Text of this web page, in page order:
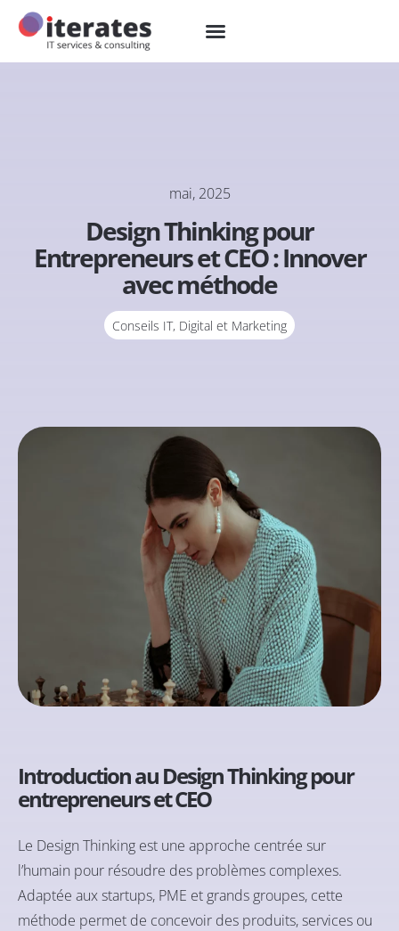
mai, 2025
Design Thinking pour
Entrepreneurs et CEO : Innover
avec méthode
Conseils IT, Digital et Marketing
Introduction au Design Thinking pour
entrepreneurs et CEO
Le Design Thinking est une approche centrée sur
l’humain pour résoudre des problèmes complexes.
Adaptée aux startups, PME et grands groupes, cette
méthode permet de concevoir des produits, services ou